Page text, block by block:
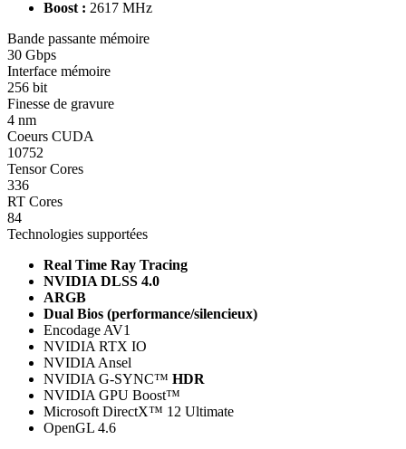
Boost : 2617 MHz
Bande passante mémoire
30 Gbps
Interface mémoire
256 bit
Finesse de gravure
4 nm
Coeurs CUDA
10752
Tensor Cores
336
RT Cores
84
Technologies supportées
Real Time Ray Tracing
NVIDIA DLSS 4.0
ARGB
Dual Bios (performance/silencieux)
Encodage AV1
NVIDIA RTX IO
NVIDIA Ansel
NVIDIA G-SYNC™ HDR
NVIDIA GPU Boost™
Microsoft DirectX™ 12 Ultimate
OpenGL 4.6